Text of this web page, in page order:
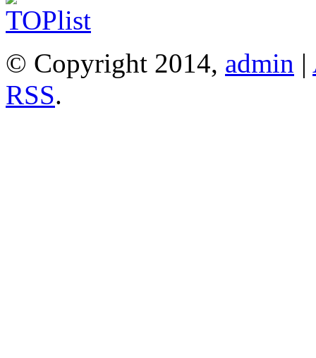
© Copyright 2014, admin |
RSS.